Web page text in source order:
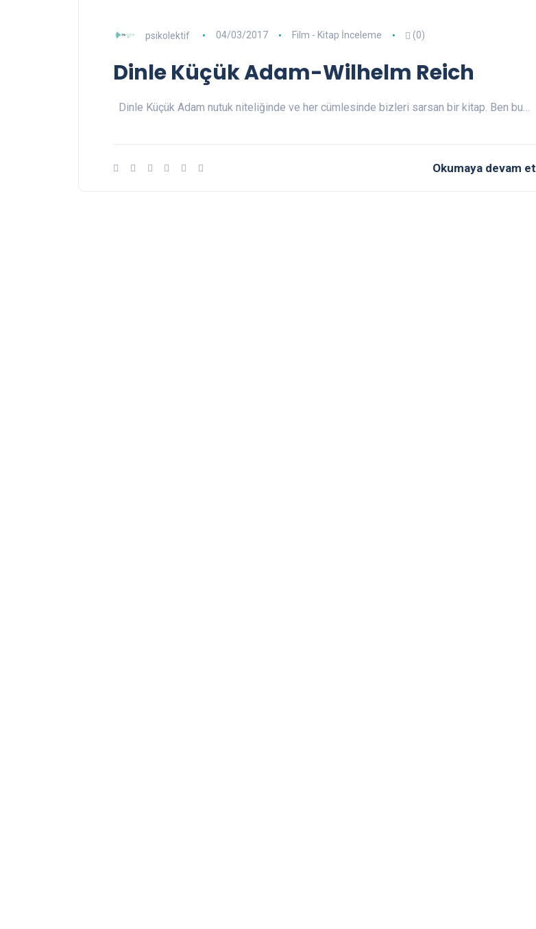
psikolektif 04/03/2017 Film - Kitap İnceleme (0)
Dinle Küçük Adam-Wilhelm Reich
Dinle Küçük Adam nutuk niteliğinde ve her cümlesinde bizleri sarsan bir kitap. Ben bu…
Okumaya devam et